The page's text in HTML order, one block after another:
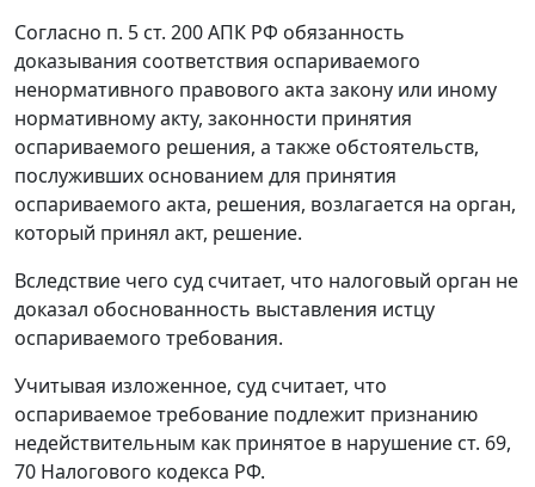
Согласно п. 5 ст. 200АПК РФ обязанность
доказывания соответствия оспариваемого
ненормативного правового акта закону или иному
нормативному акту, законности принятия
оспариваемого решения, а также обстоятельств,
послуживших основанием для принятия
оспариваемого акта, решения, возлагается на орган,
который принял акт, решение.
Вследствие чего суд считает, что налоговый орган не
доказал обоснованность выставления истцу
оспариваемого требования.
Учитывая изложенное, суд считает, что
оспариваемое требование подлежит признанию
недействительным как принятое в нарушение ст. 69,
70 Налогового кодекса РФ.